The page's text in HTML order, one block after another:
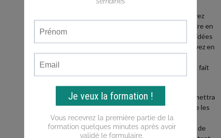
Vous n'arrivez
pas a traduire en
photos les idées
que vous avez en
Ce blog est fait
pour vous !
Il vous permettra
d'apprendre les
bases de la
photo, puis de